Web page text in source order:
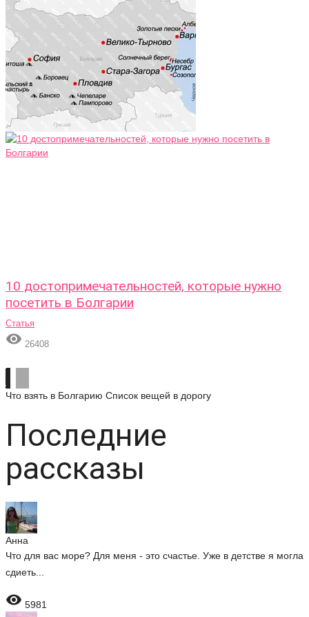
10 достопримечательностей, которые нужно
посетить в Болгарии
Статья
 26408
Что взять в Болгарию Список вещей в дорогу
Последние
рассказы
Анна
Что для вас море? Для меня - это счастье. Уже в детстве я могла
сдиеть...
 5981